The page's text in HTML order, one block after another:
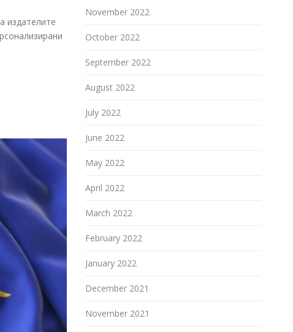
издателите
November 2022
October 2022
September 2022
August 2022
July 2022
June 2022
May 2022
April 2022
March 2022
February 2022
January 2022
December 2021
November 2021